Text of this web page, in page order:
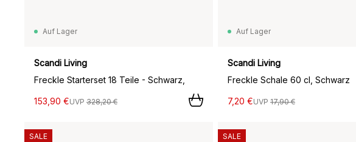
Auf Lager
Scandi Living
Freckle Starterset 18 Teile - Schwarz,
153,90 €UVP 328,20 €
Auf Lager
Scandi Living
Freckle Schale 60 cl, Schwarz
7,20 €UVP 17,90 €
SALE
SALE